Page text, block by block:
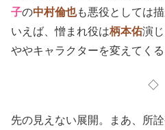
子の中村倫也も悪役としては
いえば、憎まれ役は柄本佑演
ややキャラクターを変えてくる
◇
先の見えない展開。まあ、所